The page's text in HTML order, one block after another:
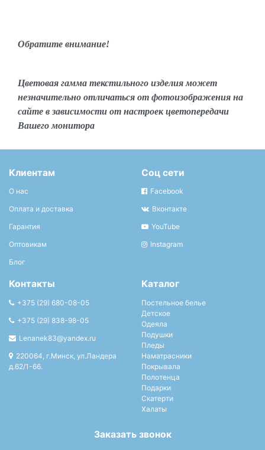
Обратите внимание!
Цветовая гамма текстильного изделия может
незначительно отличаться от фотоизображения на
сайте в зависимости от настроек цветопередачи
Вашего монитора
Клиентам
О нас
Оплата и доставка
Гарантия
Оптовикам
Блог
Соц сети
Facebook
Вконтакте
YouTube
Instagram
Контакты
+375 (29) 680-08-05
+375 (29) 838-98-05
Lenanek83@yandex.ru
220064, г.Минск, ул.Ландера
д.62/1-66.
Каталог
Постельное белье
Детское
Одеяла
Подушки
Пледы
Наматрасники
Покрывала
Полотенца
Подарки
Скатерти
Халаты
Заказать звонок